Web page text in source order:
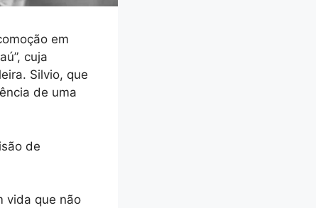
em
cuja
Silvio, que
de uma
de
vida que não